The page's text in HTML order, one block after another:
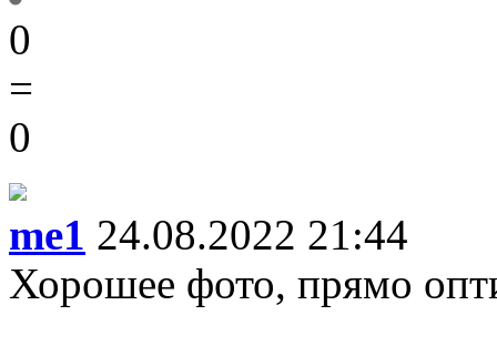
0
=
0
me1 24.08.2022 21:44
Хорошее фото, прямо